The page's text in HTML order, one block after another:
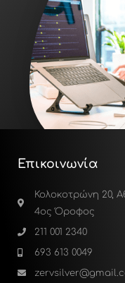
Επικοινωνία
Κολοκοτρώνη 20,
4ος Όροφος
211 001 2340
693 613 0049